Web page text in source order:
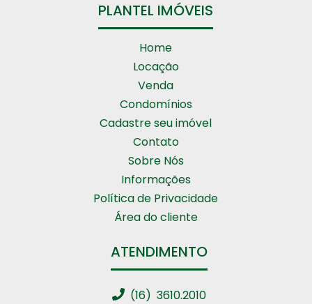
PLANTEL IMÓVEIS
Home
Locação
Venda
Condomínios
Cadastre seu imóvel
Contato
Sobre Nós
Informações
Política de Privacidade
Área do cliente
ATENDIMENTO
(16) 3610.2010